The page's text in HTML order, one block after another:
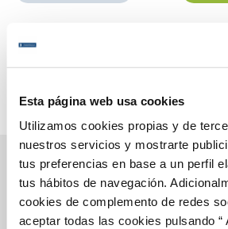
Esta página web usa cookies
Utilizamos cookies propias y de
nuestros servicios y mostrarte
tus preferencias en base a un perfil
tus hábitos de navegación.
cookies de complemento de redes
aceptar todas las cookies pulsando “
Gestiones Online